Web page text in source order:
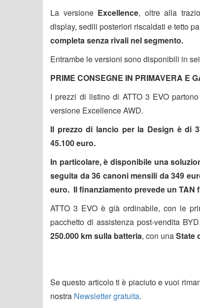
La versione Excellence, oltre alla
display, sedili posteriori riscaldati e tetto
completa senza rivali nel segmento.
Entrambe le versioni sono disponibili in
PRIME CONSEGNE IN PRIMAVERA E
I prezzi di listino di ATTO 3 EVO
versione Excellence AWD.
Il prezzo di lancio per la Design è di
45.100 euro.
In particolare, è disponibile una
seguita da 36 canoni mensili da 349
euro. Il finanziamento prevede un TAN
ATTO 3 EVO è già ordinabile, con le
pacchetto di assistenza post-vendita
250.000 km sulla batteria, con unaState
Se questo articolo ti è piaciuto e vuoi
nostra Newsletter gratuita.